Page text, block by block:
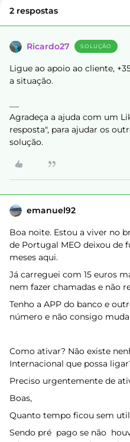
2 respostas
Ricardo27 SOLUÇÃO
Ligue ao apoio ao cliente,
a situação.
Agradeça a ajuda com um
resposta", para ajudar os
solução.
emanuel92
Boa noite. Estou a viver no
de Portugal MEO deixou de
meses aqui.
Já carreguei com 15 euros
nem fazer chamadas e não
Tenho a APP do banco e
número e não consigo
Como ativar? Não existe
Internacional que possa
Preciso urgentemente de
Boas,
Quanto tempo ficou sem
Sendo pré pago se não